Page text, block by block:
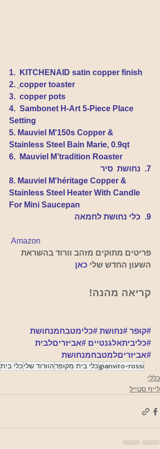
1.  KITCHENAID satin copper finish
2. copper toaster
3.  copper pots
4.  Sambonet H-Art 5-Piece Place
Setting
5. Mauviel M'150s Copper &
Stainless Steel Bain Marie, 0.9qt
6.  Mauviel M’tradition Roaster
7.  נחושת  סיר
8. Mauviel M'héritage Copper &
Stainless Steel Heater With Candle
For Mini Saucepan
9.  כלי נחושת לחמאה
Amazon
פריטים מתוקים מזהב וורוד בהשראת
השעון החדש שלי כאן
קריאה מהנה!
#קופר #נחושת #כלימטבחמנחושת
#כליביתאלגנטיים #אביזריםלבית
#אביזריםלמטבחמנחושת
gianvito-rossiכלי בית מקופרהוורוד שליכלי בית
כללי
לייף סטייל